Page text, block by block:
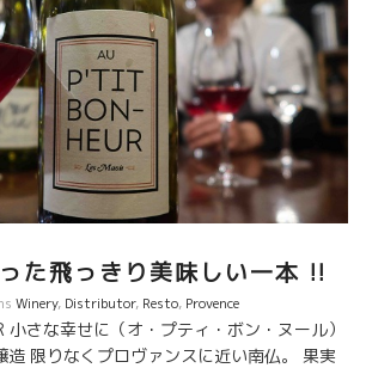
た飛っきり美味しい一本 !!
Winery, Distributor, Resto, Provence
小さな幸せに（オ・プティ・ボン・ヌール）
限りなくプロヴァンスに近い南仏。 果実